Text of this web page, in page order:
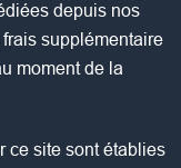
depuis nos
supplémentaire
moment de la
ce site sont établies